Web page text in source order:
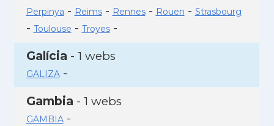
Perpinya - Reims- Rennes- Rouen - Strasbourg
- Toulouse - Troyes-
Galícia - 1 webs
GALIZA-
Gambia - 1 webs
GAMBIA-